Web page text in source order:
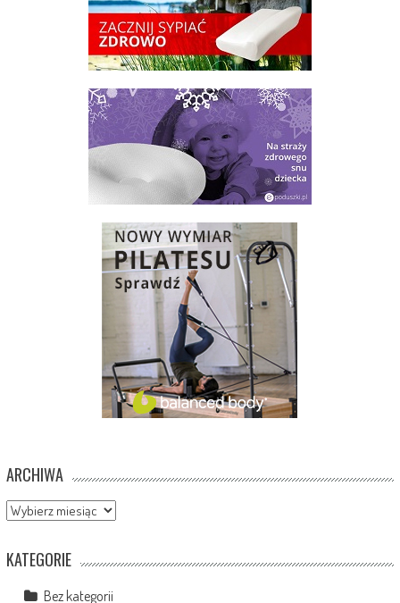
ARCHIWA
Archiwa
KATEGORIE
Bez kategorii